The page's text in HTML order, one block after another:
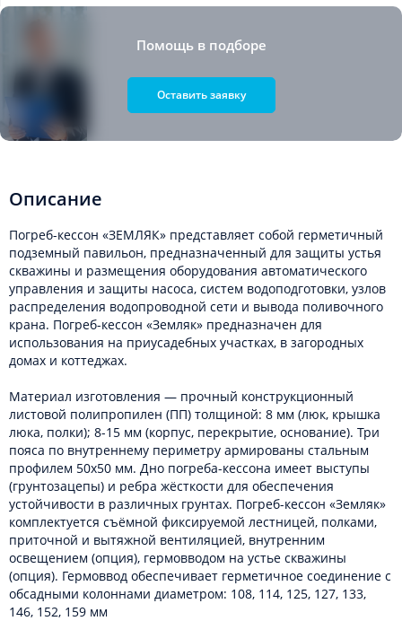
Помощь в подборе
Оставить заявку
Описание
Погреб-кессон «ЗЕМЛЯК» представляет собой герметичный
подземный павильон, предназначенный для защиты устья
скважины и размещения оборудования автоматического
управления и защиты насоса, систем водоподготовки, узлов
распределения водопроводной сети и вывода поливочного
крана. Погреб-кессон «Земляк» предназначен для
использования на приусадебных участках, в загородных
домах и коттеджах.
Материал изготовления — прочный конструкционный
листовой полипропилен (ПП) толщиной: 8 мм (люк, крышка
люка, полки); 8-15 мм (корпус, перекрытие, основание). Три
пояса по внутреннему периметру армированы стальным
профилем 50х50 мм. Дно погреба-кессона имеет выступы
(грунтозацепы) и ребра жёсткости для обеспечения
устойчивости в различных грунтах. Погреб-кессон «Земляк»
комплектуется съёмной фиксируемой лестницей, полками,
приточной и вытяжной вентиляцией, внутренним
освещением (опция), гермовводом на устье скважины
(опция). Гермоввод обеспечивает герметичное соединение с
обсадными колоннами диаметром: 108, 114, 125, 127, 133,
146, 152, 159 мм